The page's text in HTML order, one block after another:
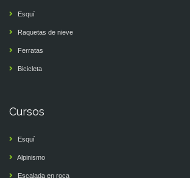
Esquí
Raquetas de nieve
Ferratas
Bicicleta
Cursos
Esquí
Alpinismo
Escalada en roca